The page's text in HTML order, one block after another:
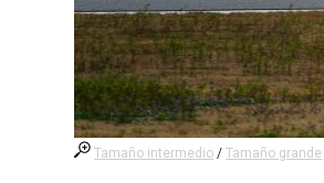
Tamaño intermedio /Tamaño grande